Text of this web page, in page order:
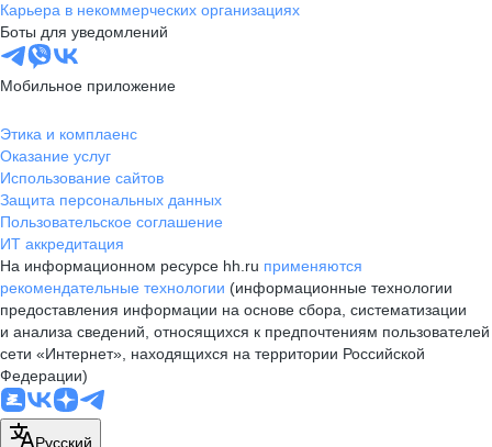
Карьера в некоммерческих организациях
Боты для уведомлений
Мобильное приложение
Этика и комплаенс
Оказание услуг
Использование сайтов
Защита персональных данных
Пользовательское соглашение
ИТ аккредитация
На информационном ресурсе hh.ru применяются
рекомендательные технологии (информационные технологии
предоставления информации на основе сбора, систематизации
и анализа сведений, относящихся к предпочтениям пользователей
сети «Интернет», находящихся на территории Российской
Федерации)
Русский